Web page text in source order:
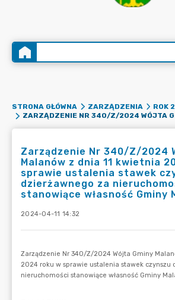
STRONA GŁÓWNA ZARZĄDZENIA
ROK
Zarządzenie Nr 340/Z/2024
Malanów z dnia 11 kwietnia
sprawie ustalenia stawek
dzierżawnego za
stanowiące własność Gminy
2024-04-11 14:32